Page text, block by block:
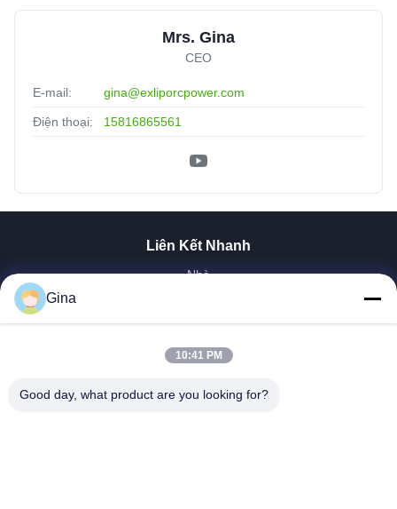
Mrs. Gina
CEO
E-mail: gina@exliporcpower.com
Điện thoại: 15816865561
Liên Kết Nhanh
Nhà
Sản Phẩm
Tham Quan Nhà Máy
Trường Hợp Của Chúng Tôi
Gina
10:41 PM
Good day, what product are you looking for?